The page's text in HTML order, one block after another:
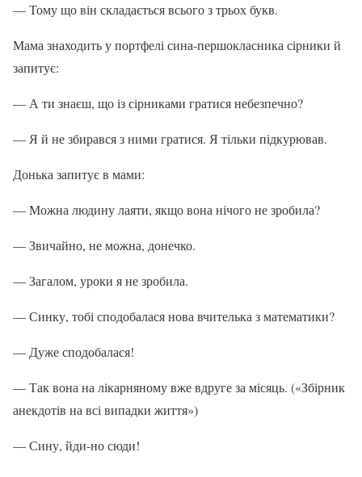
— Тому що він складається всього з трьох букв.
Мама знаходить у портфелі сина-першокласника сірники й
запитує:
— А ти знаєш, що із сірниками гратися небезпечно?
— Я й не збирався з ними гратися. Я тільки підкурював.
Донька запитує в мами:
— Можна людину лаяти, якщо вона нічого не зробила?
— Звичайно, не можна, донечко.
— Загалом, уроки я не зробила.
— Синку, тобі сподобалася нова вчителька з математики?
— Дуже сподобалася!
— Так вона на лікарняному вже вдруге за місяць. («Збірник
анекдотів на всі випадки життя»)
— Сину, йди-но сюди!